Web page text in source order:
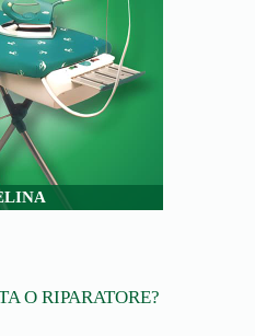
O RIPARATORE?